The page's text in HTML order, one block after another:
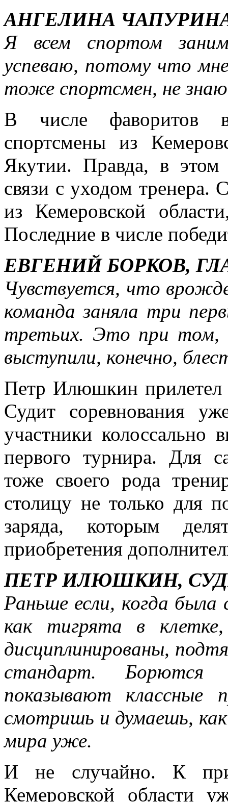
АНГЕЛИНА
Я всем спортом
успеваю, потому что
тоже спортсмен, не
В числе фаворитов
спортсмены из
Якутии. Правда, в
связи с уходом тренера.
из Кемеровской
Последние в числе
ЕВГЕНИЙ БОРКОВ,
Чувствуется, что
команда заняла три
третьих. Это при том,
выступили, конечно,
Петр Илюшкин прилетел
Судит соревнования
участники колоссально
первого турнира. Для
тоже своего рода
столицу не только для
заряда, которым
приобретения
ПЕТР ИЛЮШКИН,
Раньше если, когда была
как тигрята в
дисциплинированы,
стандарт. Борются
показывают классные
смотришь и думаешь,
мира уже.
И не случайно. К
Кемеровской области